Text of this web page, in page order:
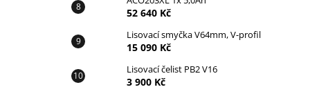
52 640 Kč
Lisovací smyčka V64mm, V-profil
15 090 Kč
Lisovací čelist PB2 V16
3 900 Kč